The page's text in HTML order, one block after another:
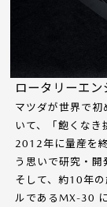
ロータリーエ
マツダが世界で初
いて、「飽くなき
2012年に量産を
う思いで研究・開
そして、約10年
ルであるMX-30